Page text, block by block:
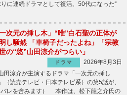
に連続ドラマとして復活。50代になった“
一次元の挿し木」“唯”白石聖の正体が
し騒然 「車椅子だったよね」「宗教
の“悠”山田涼介がつらい」
ドラマ
2026年8月3日
田涼介が主演するドラマ「一次元の挿し
（読売テレビ・日本テレビ系）の第5話が、
レを含みます） 本作は、松下龍之介氏の